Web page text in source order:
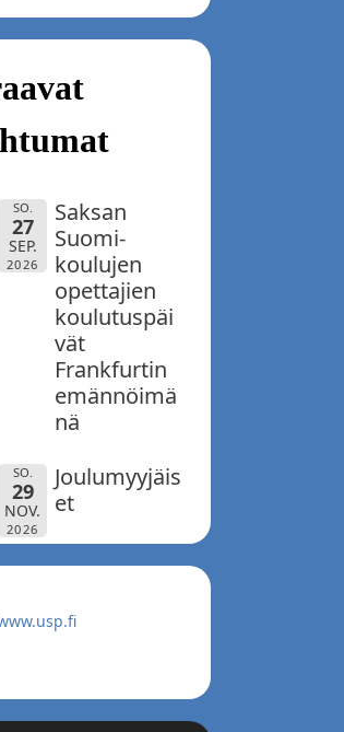
SO.
27
SEP.
2026
Saksan
Suomi-
koulujen
opettajien
koulutuspäi
vät
Frankfurtin
emännöimä
nä
SO.
29
NOV.
2026
Joulumyyjäis
et